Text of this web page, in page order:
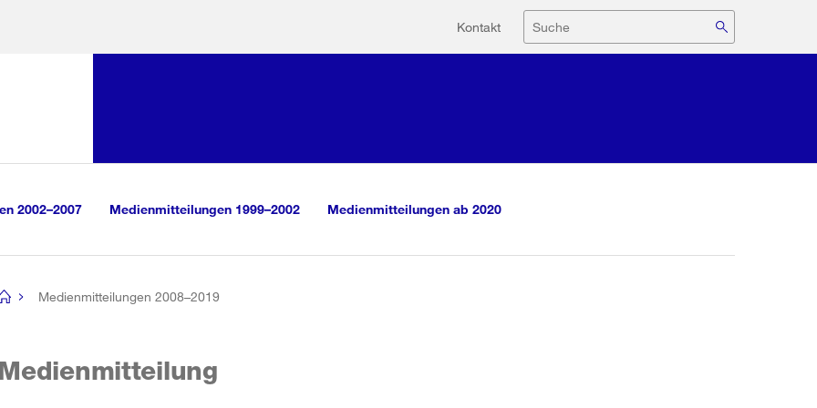
Hilfsnavigation
Kontakt Suche
2002–2007 Medienmitteilungen 1999–2002 Medienmitteilungen ab 2020
Medienmitteilungen 2008–2019